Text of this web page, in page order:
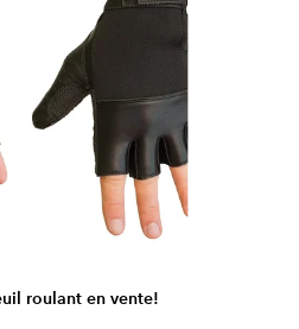
roulant en vente!